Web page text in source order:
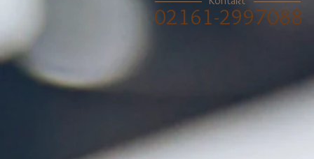
02161-2997088